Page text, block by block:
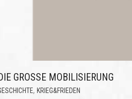
GROSSE MOBILISIERUNG
, KRIEG&FRIEDEN